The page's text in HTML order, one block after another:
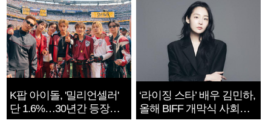
K팝 아이돌, '밀리언셀러'
단 1.6%…30년간 등장
1182개팀 전수조사
‘라이징 스타’ 배우 김민하,
올해 BIFF 개막식 사회자
확정